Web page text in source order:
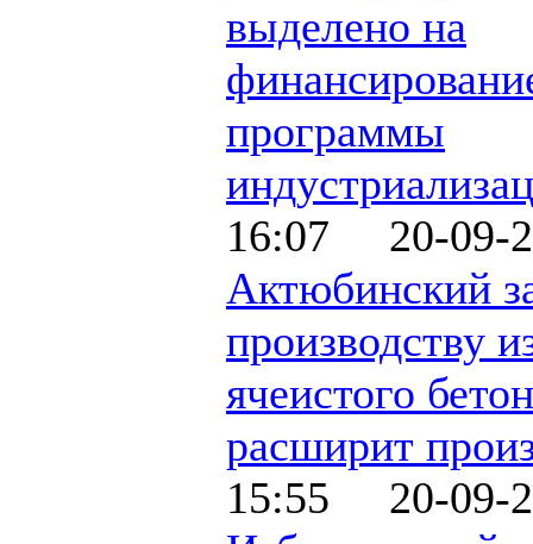
выделено на
программы
16:07 20-09-
Актюбинский
производству
ячеистого
расширит
15:55 20-09-